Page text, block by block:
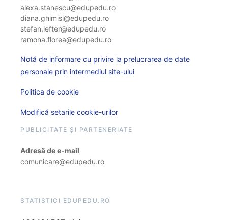
alexa.stanescu@edupedu.ro
diana.ghimisi@edupedu.ro
stefan.lefter@edupedu.ro
ramona.florea@edupedu.ro
Notă de informare cu privire la prelucrarea de date
personale prin intermediul site-ului
Politica de cookie
Modifică setarile cookie-urilor
PUBLICITATE ȘI PARTENERIATE
Adresă de e-mail
comunicare@edupedu.ro
STATISTICI EDUPEDU.RO